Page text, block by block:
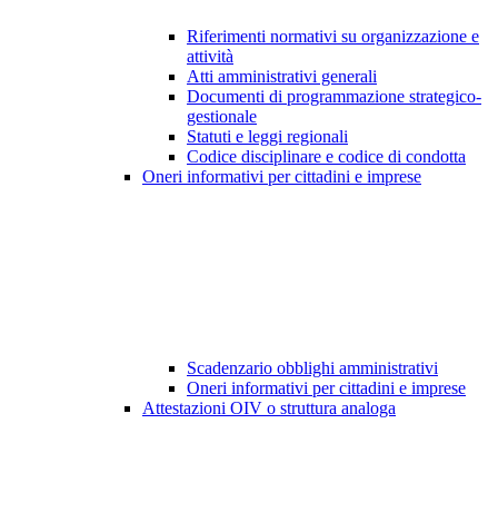
Riferimenti normativi su organizzazione e
attività
Atti amministrativi generali
Documenti di programmazione strategico-
gestionale
Statuti e leggi regionali
Codice disciplinare e codice di condotta
Oneri informativi per cittadini e imprese
Scadenzario obblighi amministrativi
Oneri informativi per cittadini e imprese
Attestazioni OIV o struttura analoga